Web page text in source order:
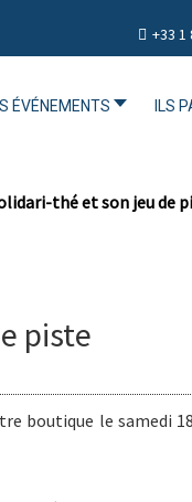
+33 1
ÉVÉNEMENTS ILS
thé et son jeu de
piste
boutique le samedi 18